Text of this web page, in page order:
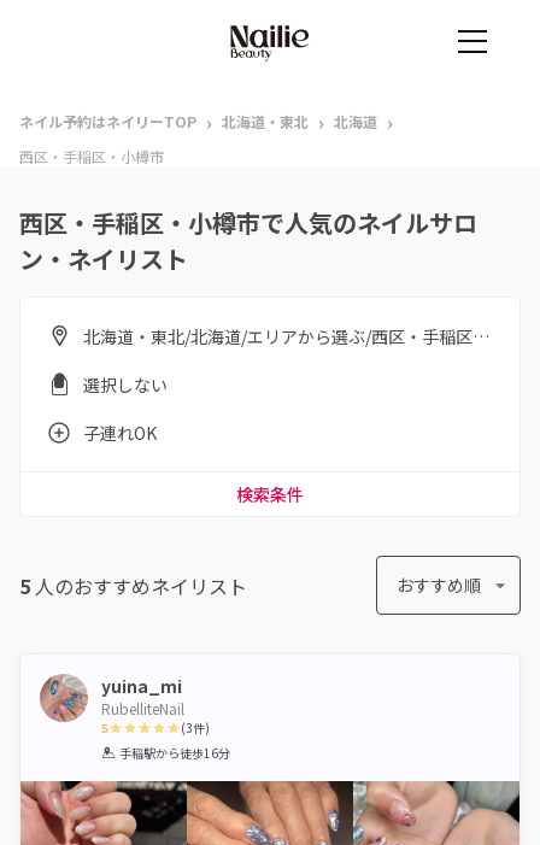
ネイル予約はネイリーTOP › 北海道・東北 › 北海道 ›
西区・手稲区・小樽市
西区・手稲区・小樽市で人気のネイルサロ
ン・ネイリスト
北海道・東北/北海道/エリアから選ぶ/西区・手稲区・小樽市
選択しない
子連れOK
検索条件
5 人のおすすめネイリスト おすすめ順
yuina_mi
RubelliteNail
5
1 2 3 4 5
(3件)
手稲駅から徒歩16分